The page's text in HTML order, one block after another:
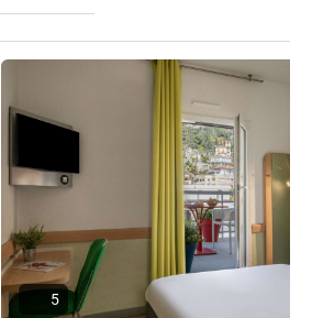
ดูรายละเอียด
5